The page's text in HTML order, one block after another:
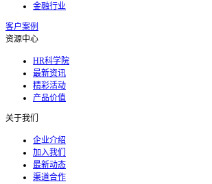
金融行业
客户案例
资源中心
HR科学院
最新资讯
精彩活动
产品价值
关于我们
企业介绍
加入我们
最新动态
渠道合作